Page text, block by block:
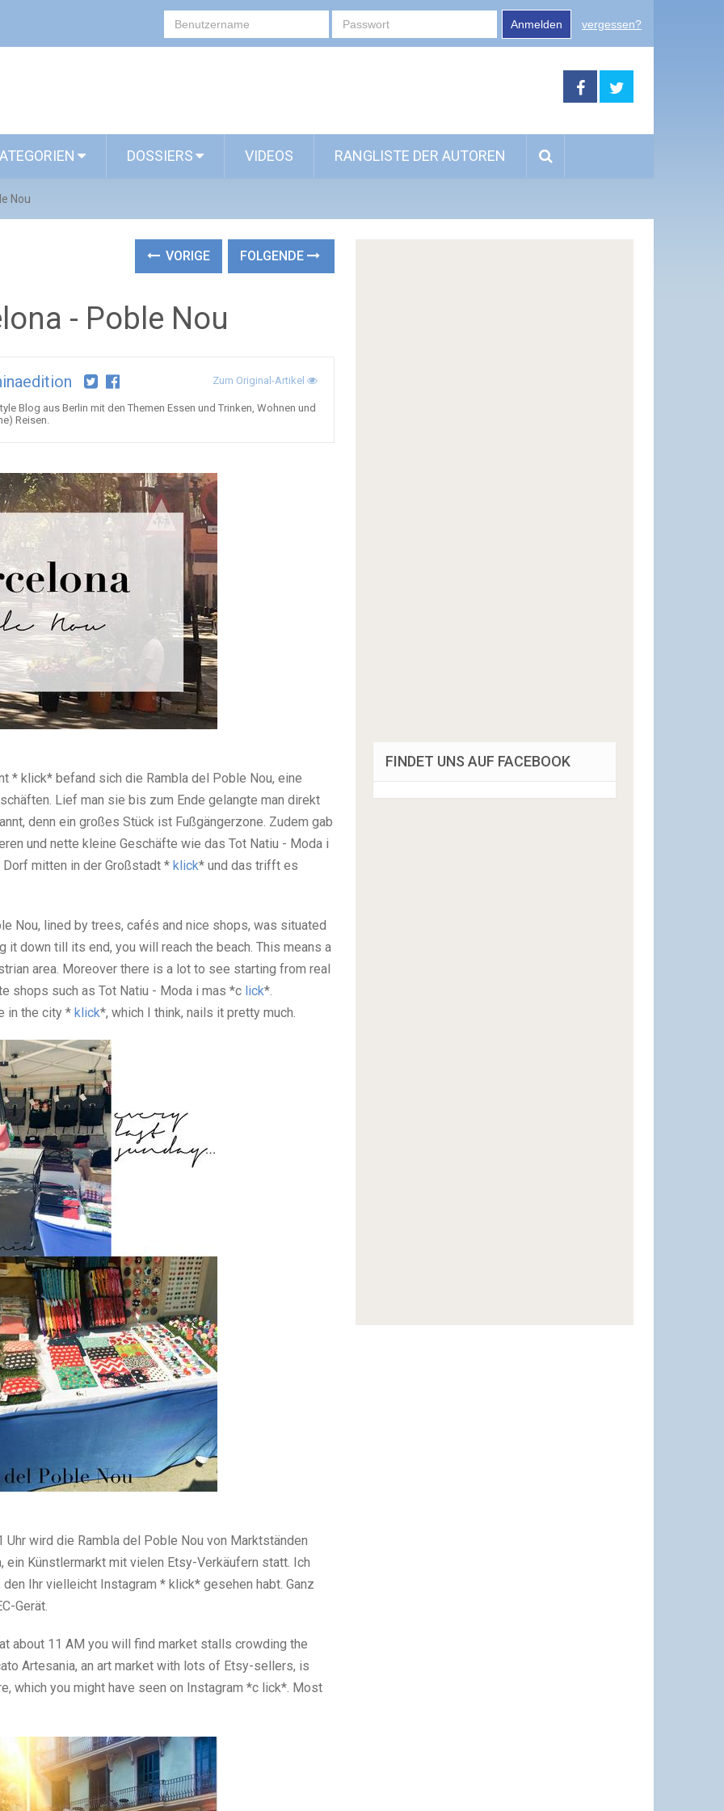
Anmelden vergessen?
DOSSIERS VIDEOS RANGLISTE DER AUTOREN
Nou
VORIGE FOLGENDE
- Poble Nou
Zum Original-Artikel
Blog aus Berlin mit den Themen Essen und Trinken, Wohnen und
Reisen.
* klick* befand sich die Rambla del Poble Nou, eine
Lief man sie bis zum Ende gelangte man direkt
denn ein großes Stück ist Fußgängerzone. Zudem gab
und nette kleine Geschäfte wie das Tot Natiu - Moda i
mitten in der Großstadt * klick* und das trifft es
Nou, lined by trees, cafés and nice shops, was situated
down till its end, you will reach the beach. This means a
area. Moreover there is a lot to see starting from real
shops such as Tot Natiu - Moda i mas *c lick*.
in the city * klick*, which I think, nails it pretty much.
wird die Rambla del Poble Nou von Marktständen
Künstlermarkt mit vielen Etsy-Verkäufern statt. Ich
Ihr vielleicht Instagram * klick* gesehen habt. Ganz
Gerät.
about 11 AM you will find market stalls crowding the
Artesania, an art market with lots of Etsy-sellers, is
which you might have seen on Instagram *c lick*. Most
FINDET UNS AUF FACEBOOK